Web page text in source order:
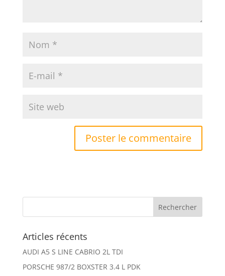
Articles récents
AUDI A5 S LINE CABRIO 2L TDI
PORSCHE 987/2 BOXSTER 3.4 L PDK